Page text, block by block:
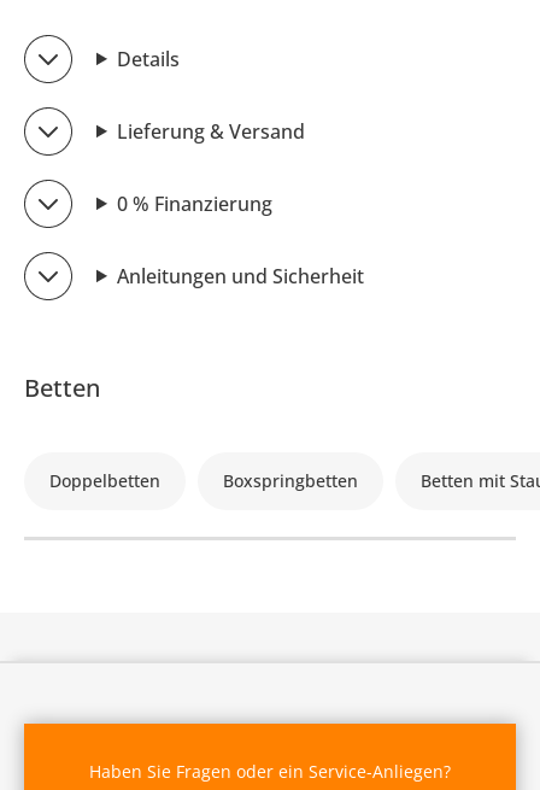
Details
Lieferung & Versand
0 % Finanzierung
Anleitungen und Sicherheit
Betten
Doppelbetten Boxspringbetten Betten mit
Haben Sie Fragen oder ein Service-Anliegen?